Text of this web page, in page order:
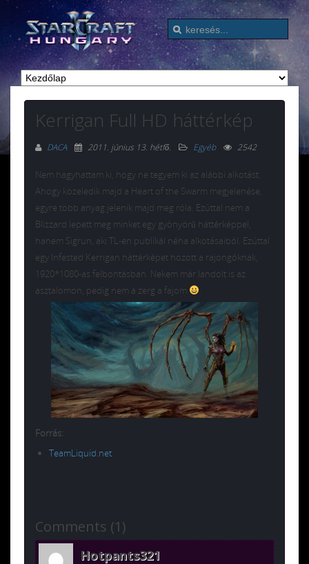
Kerrigan Full HD háttérkép
DACA 2011. június 13. hétfő. Egyéb 2542
Nem hagyhattam ki, hogy ne tegyem ki az alábbi alkotást.
Ahogy közeledik majd a Heart of the Swarm megjelenése,
egyre több anyag jelenik majd meg róla. Ezúttal nem a
Blizzard lepett meg minket egy gyönyörű háttérképpel,
hanem Sigrun, aki TL-en publikál néha alkotásaiból. Ezúttal
egy Infested Kerrigan háttérképet hozott a rajongóknak,
1920*1080-as felbontásban. Nekem már landolt is az
asztalomon, pedig nem a zerg a fajom
Forrás:
TeamLiquid.net
Comments (1)
Hotpants321